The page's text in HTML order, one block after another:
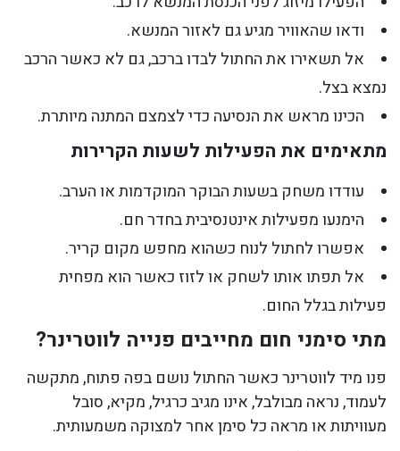
ודאו שהאוויר מגיע גם לאזור המנשא.
אל תשאירו את החתול לבדו ברכב, גם לא כאשר הרכב
נמצא בצל.
הכינו מראש את הנסיעה כדי לצמצם המתנה מיותרת.
מתאימים את הפעילות לשעות הקרירות
עודדו משחק בשעות הבוקר המוקדמות או הערב.
הימנעו מפעילות אינטנסיבית בחדר חם.
אפשרו לחתול לנוח כשהוא מחפש מקום קריר.
אל תפתו אותו לשחק או לזוז כאשר הוא מפחית
פעילות בגלל החום.
מתי סימני חום מחייבים פנייה לווטרינר?
פנו מיד לווטרינר כאשר החתול נושם בפה פתוח, מתקשה
לעמוד, נראה מבולבל, אינו מגיב כרגיל, מקיא, סובל
מעוויתות או מראה כל סימן אחר למצוקה משמעותית.